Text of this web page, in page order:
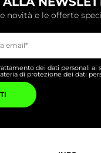
novità e le offerte
dei dati personali ai
di protezione dei dati